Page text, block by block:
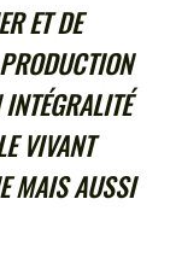
ET DE
VIVANT
MAIS AUSSI